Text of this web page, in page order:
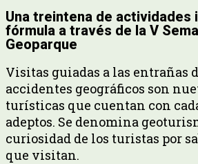
Una treintena de actividades
fórmula a través de la V
Geoparque
Visitas guiadas a las entrañas
accidentes geográficos son
turísticas que cuentan con
adeptos. Se denomina
curiosidad de los turistas por
que visitan.